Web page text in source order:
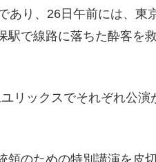
あり、26日午前には、東
駅で線路に落ちた酔客を
リックスでそれぞれ公演